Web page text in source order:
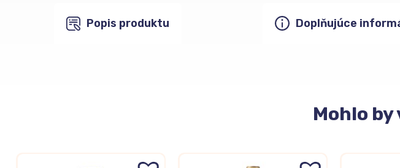
Popis produktu Doplňujúce
Mohlo by